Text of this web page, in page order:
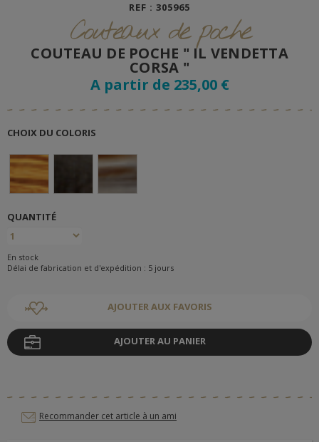
REF : 305965
Couteaux de poche
COUTEAU DE POCHE " IL VENDETTA
CORSA "
A partir de 235,00 €
CHOIX DU COLORIS
QUANTITÉ
En stock
Délai de fabrication et d'expédition : 5 jours
AJOUTER AUX FAVORIS
AJOUTER AU PANIER
Recommander cet article à un ami